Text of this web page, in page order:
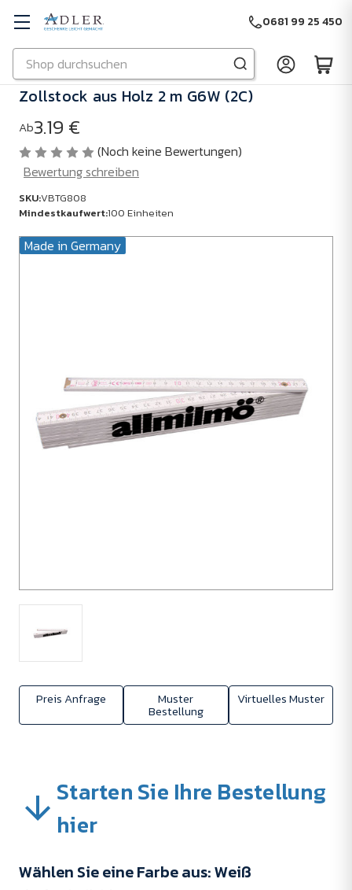
Zu Hauptinhalt springen
Suchen
0681 99 25 450
Made in Germany
Preis Anfrage Muster
Bestellung
Virtuelles Muster
Zollstock aus Holz 2 m G6W (2C)
Ab3.19 €
(Noch keine Bewertungen)
Bewertung schreiben
SKU:VBTG808
Mindestkaufwert:100 Einheiten
SKU:
Starten Sie Ihre Bestellung
hier
Wählen Sie eine Farbe aus:Weiß